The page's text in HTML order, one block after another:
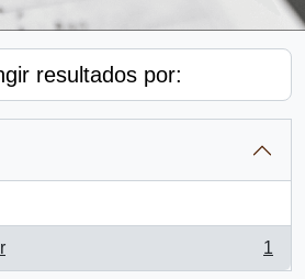
resultados por:
1